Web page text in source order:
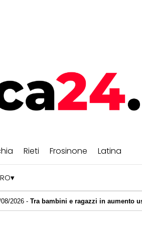
Rieti Frosinone Latina
e ragazzi in aumento uso